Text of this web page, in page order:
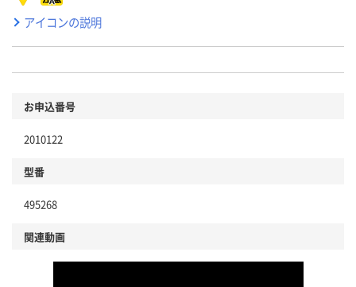
アイコンの説明
お申込番号
2010122
型番
495268
関連動画